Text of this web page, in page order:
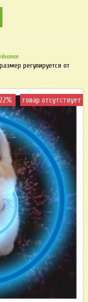
регулируется от
22% товар отсутствует